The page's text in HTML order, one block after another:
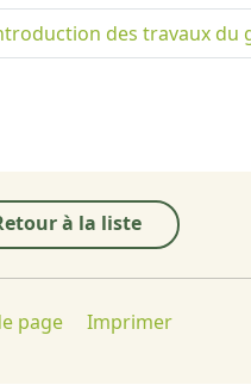
des travaux du
à la liste
page Imprimer